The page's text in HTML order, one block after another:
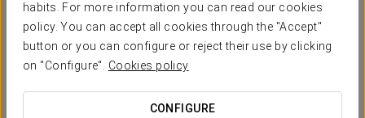
habits. For more information you can read our cookies
policy. You can accept all cookies through the "Accept"
button or you can configure or reject their use by clicking
on "Configure". Cookies policy
CONFIGURE
Mini-tour of the hotel’s
archaeological remains